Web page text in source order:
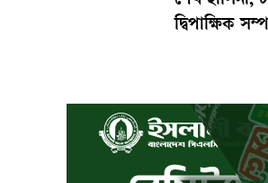
দ্বিপাক্ষিক